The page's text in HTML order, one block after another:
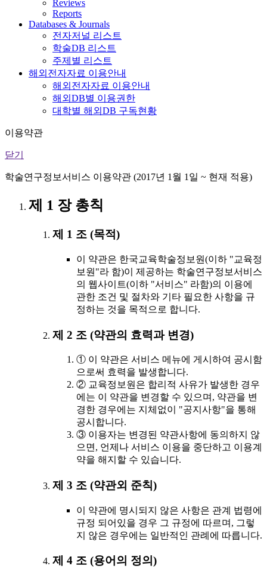
Reviews
Reports
Databases & Journals
전자저널 리스트
학술DB 리스트
주제별 리스트
해외전자자료 이용안내
해외전자자료 이용안내
해외DB별 이용권한
대학별 해외DB 구독현황
이용약관
닫기
학술연구정보서비스 이용약관 (2017년 1월 1일 ~ 현재 적용)
제 1 장 총칙
제 1 조 (목적)
이 약관은 한국교육학술정보원(이하 "교육정
보원"라 함)이 제공하는 학술연구정보서비스
의 웹사이트(이하 "서비스" 라함)의 이용에
관한 조건 및 절차와 기타 필요한 사항을 규
정하는 것을 목적으로 합니다.
제 2 조 (약관의 효력과 변경)
① 이 약관은 서비스 메뉴에 게시하여 공시함
으로써 효력을 발생합니다.
② 교육정보원은 합리적 사유가 발생한 경우
에는 이 약관을 변경할 수 있으며, 약관을 변
경한 경우에는 지체없이 "공지사항"을 통해
공시합니다.
③ 이용자는 변경된 약관사항에 동의하지 않
으면, 언제나 서비스 이용을 중단하고 이용계
약을 해지할 수 있습니다.
제 3 조 (약관외 준칙)
이 약관에 명시되지 않은 사항은 관계 법령에
규정 되어있을 경우 그 규정에 따르며, 그렇
지 않은 경우에는 일반적인 관례에 따릅니다.
제 4 조 (용어의 정의)